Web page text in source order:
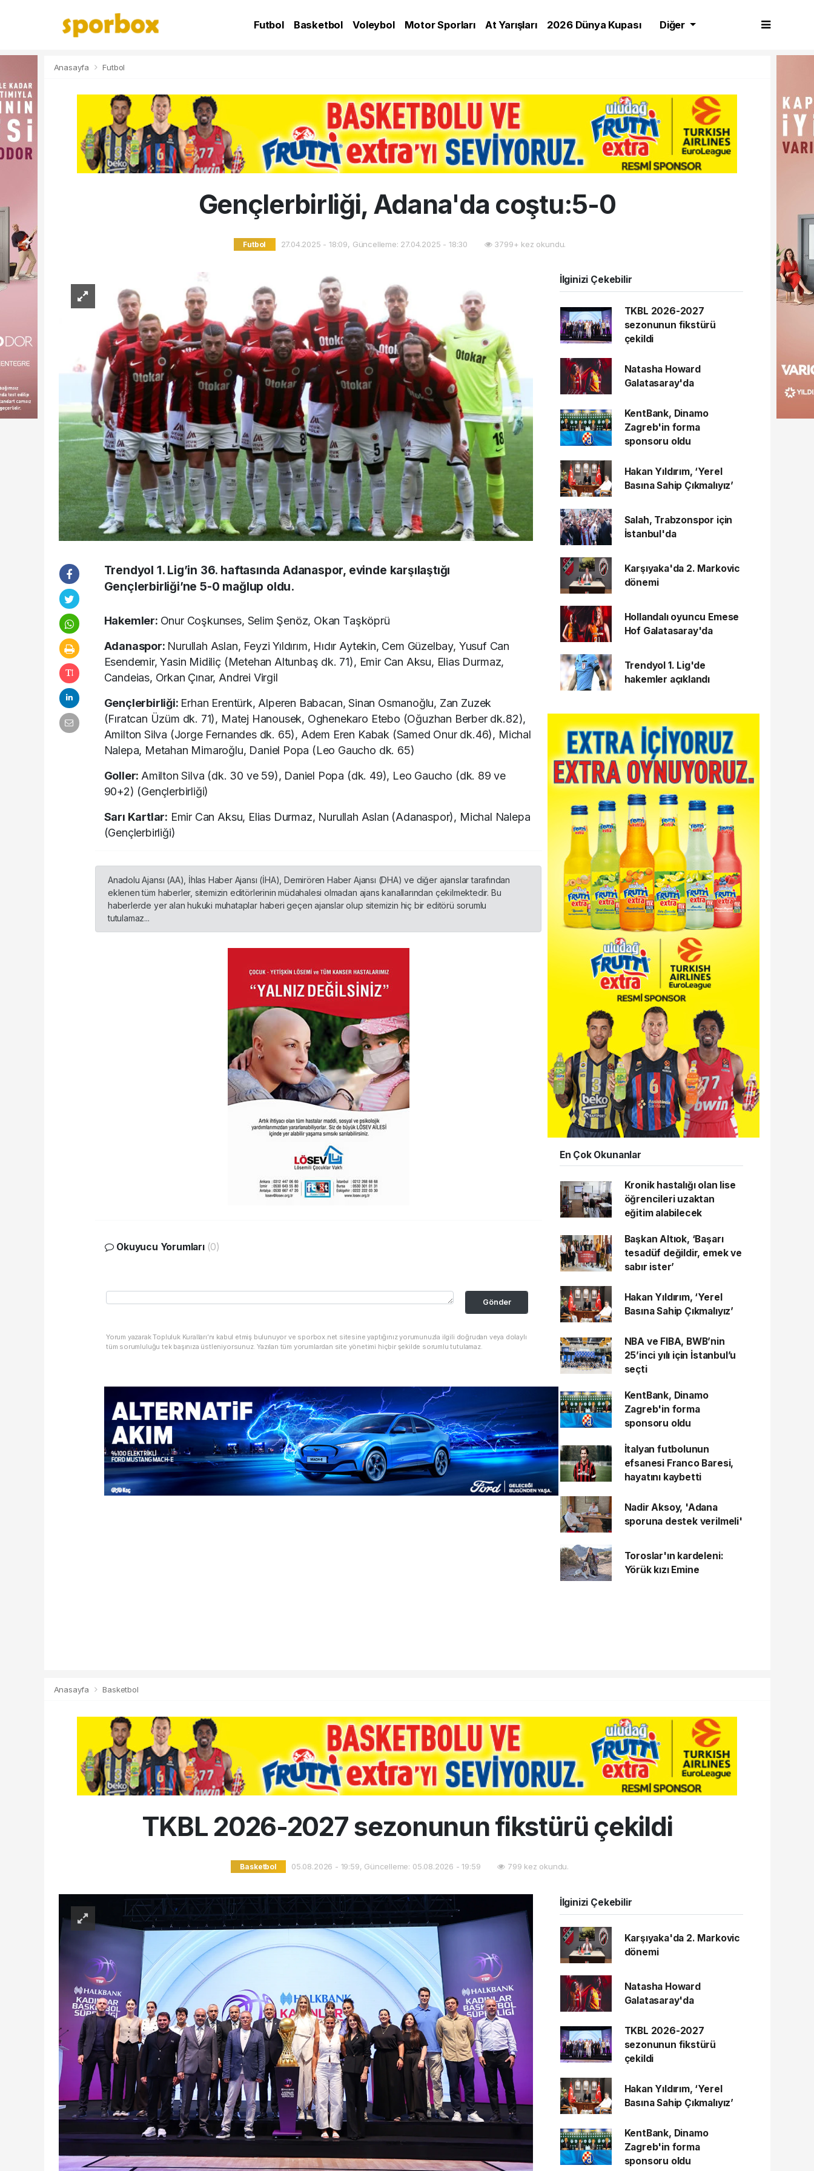
Futbol Basketbol Voleybol Motor Sporları At Yarışları
2026 Dünya Kupası
Diğer
Anasayfa Futbol
Gençlerbirliği, Adana'da coştu:5-0
Futbol 27.04.2025 - 18:09, Güncelleme: 27.04.2025 - 18:30 3799+ kez okundu.
Trendyol 1. Lig’in 36. haftasında Adanaspor, evinde karşılaştığı
Gençlerbirliği’ne 5-0 mağlup oldu.
Hakemler: Onur Coşkunses, Selim Şenöz, Okan Taşköprü
Adanaspor: Nurullah Aslan, Feyzi Yıldırım, Hıdır Aytekin, Cem Güzelbay, Yusuf Can
Esendemir, Yasin Midiliç (Metehan Altunbaş dk. 71), Emir Can Aksu, Elias Durmaz,
Candeias, Orkan Çınar, Andrei Virgil
Gençlerbirliği: Erhan Erentürk, Alperen Babacan, Sinan Osmanoğlu, Zan Zuzek
(Fıratcan Üzüm dk. 71), Matej Hanousek, Oghenekaro Etebo (Oğuzhan Berber dk.82),
Amilton Silva (Jorge Fernandes dk. 65), Adem Eren Kabak (Samed Onur dk.46), Michal
Nalepa, Metahan Mimaroğlu, Daniel Popa (Leo Gaucho dk. 65)
Goller: Amilton Silva (dk. 30 ve 59), Daniel Popa (dk. 49), Leo Gaucho (dk. 89 ve
90+2) (Gençlerbirliği)
Sarı Kartlar: Emir Can Aksu, Elias Durmaz, Nurullah Aslan (Adanaspor), Michal Nalepa
(Gençlerbirliği)
Anadolu Ajansı (AA), İhlas Haber Ajansı (İHA), Demirören Haber Ajansı (DHA) ve diğer ajanslar tarafından
eklenen tüm haberler, sitemizin editörlerinin müdahalesi olmadan ajans kanallarından çekilmektedir. Bu
haberlerde yer alan hukuki muhataplar haberi geçen ajanslar olup sitemizin hiç bir editörü sorumlu
tutulamaz...
Okuyucu Yorumları (0)
Gönder
Yorum yazarak Topluluk Kuralları’nı kabul etmiş bulunuyor ve sporbox.net sitesine yaptığınız yorumunuzla ilgili doğrudan veya dolaylı
tüm sorumluluğu tek başınıza üstleniyorsunuz. Yazılan tüm yorumlardan site yönetimi hiçbir şekilde sorumlu tutulamaz.
İlginizi Çekebilir
TKBL 2026-2027
sezonunun fikstürü
çekildi
Natasha Howard
Galatasaray'da
KentBank, Dinamo
Zagreb'in forma
sponsoru oldu
Hakan Yıldırım, ‘Yerel
Basına Sahip Çıkmalıyız’
Salah, Trabzonspor için
İstanbul'da
Karşıyaka'da 2. Markovic
dönemi
Hollandalı oyuncu Emese
Hof Galatasaray'da
Trendyol 1. Lig'de
hakemler açıklandı
En Çok Okunanlar
Kronik hastalığı olan lise
öğrencileri uzaktan
eğitim alabilecek
Başkan Altıok, ‘Başarı
tesadüf değildir, emek ve
sabır ister’
Hakan Yıldırım, ‘Yerel
Basına Sahip Çıkmalıyız’
NBA ve FIBA, BWB’nin
25’inci yılı için İstanbul’u
seçti
KentBank, Dinamo
Zagreb'in forma
sponsoru oldu
İtalyan futbolunun
efsanesi Franco Baresi,
hayatını kaybetti
Nadir Aksoy, 'Adana
sporuna destek verilmeli'
Toroslar'ın kardeleni:
Yörük kızı Emine
Anasayfa Basketbol
TKBL 2026-2027 sezonunun fikstürü çekildi
Basketbol 05.08.2026 - 19:59, Güncelleme: 05.08.2026 - 19:59 799 kez okundu.
İlginizi Çekebilir
Karşıyaka'da 2. Markovic
dönemi
Natasha Howard
Galatasaray'da
TKBL 2026-2027
sezonunun fikstürü
çekildi
Hakan Yıldırım, ‘Yerel
Basına Sahip Çıkmalıyız’
KentBank, Dinamo
Zagreb'in forma
sponsoru oldu